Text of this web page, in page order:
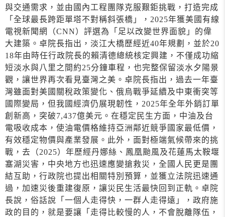
與交通需求，並由國內工程團隊克服艱鉅挑戰，打造完成
「全球最長跨距單塔不對稱斜張橋」，2025年獲美國有線
電視新聞網（CNN）評選為「足以改變世界面貌」的偉
大建築。卓院長指出，淡江大橋歷經近40年規劃，並於20
18年由時任行政院長的賴清德總統核定興建，不僅成功縮
短淡水與八里之間約25分鐘車程，也完整保留淡水夕陽景
觀，讓世界再次看見臺灣之美。卓院長指出，過去一年臺
灣雖面對美國關稅政策變化、俄烏戰爭延續及中東衝突等
國際變局，但我國經濟仍展現韌性，2025年全年外銷訂單
創新高，突破7,437億美元。在穩定民生方面，中油及台
電吸收成本，使油電價格維持亞洲鄰近競爭國家最低價，
有效穩定物價與產業發展。此外，面對極端氣候帶來的挑
戰，去（2025）年歷經丹娜絲、鳳凰颱風及花蓮馬太鞍堰
塞湖災害，中央地方也迅速應變搶救災，全國人民更是團
結互助，行政院也提出相關特別預算，並獲立法院迅速通
過，加速災後重建復原，讓災民生活最快回到正軌。卓院
長說，俗話說「一個人走得快，一群人走得遠」，政府施
政的目的，就是要讓「走得比較慢的人，不會脫離隊伍，